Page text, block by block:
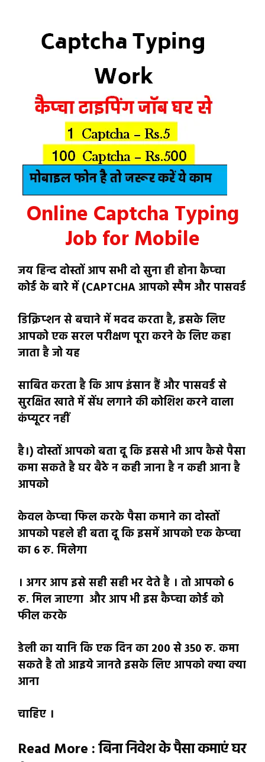
Online Captcha Typing
Job for Mobile
जय हिन्द दोस्तों आप सभी दो सुना ही होना कैप्चा
कोर्ड के बारे में (CAPTCHA आपको स्पैम और पासवर्ड
डिक्रिप्शन से बचाने में मदद करता है, इसके लिए
आपको एक सरल परीक्षण पूरा करने के लिए कहा
जाता है जो यह
साबित करता है कि आप इंसान हैं और पासवर्ड से
सुरक्षित खाते में सेंध लगाने की कोशिश करने वाला
कंप्यूटर नहीं
है।) दोस्तों आपको बता दू कि इससे भी आप कैसे पैसा
कमा सकते है घर बैठे न कही जाना है न कही आना है
आपको
केवल केप्चा फिल करके पैसा कमाने का दोस्तों
आपको पहले ही बता दू कि इसमें आपको एक केप्चा
का 6 रु. मिलेगा
। अगर आप इसे सही सही भर देते है । तो आपको 6
रु. मिल जाएगा और आप भी इस कैप्चा कोर्ड को
फील करके
डेली का यानि कि एक दिन का 200 से 350 रु. कमा
सकते है तो आइये जानते इसके लिए आपको क्या क्या
आना
चाहिए ।
Read More : बिना निवेश के पैसा कमाएं घर